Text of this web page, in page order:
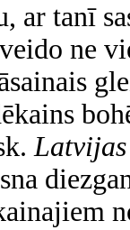
ar tanī
ne